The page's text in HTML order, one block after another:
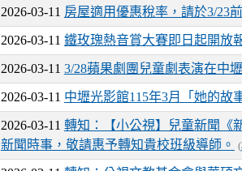
2026-03-11 房屋適用優惠稅率，請於3/23
2026-03-11 鐵玫瑰熱音賞大賽即日起開放
2026-03-11 3/28蘋果劇團兒童劇表演在中
2026-03-11 中壢光影館115年3月「她的故
2026-03-11 轉知：【小公視】兒童新聞《
新聞時事，敬請惠予轉知貴校班級導師。
(